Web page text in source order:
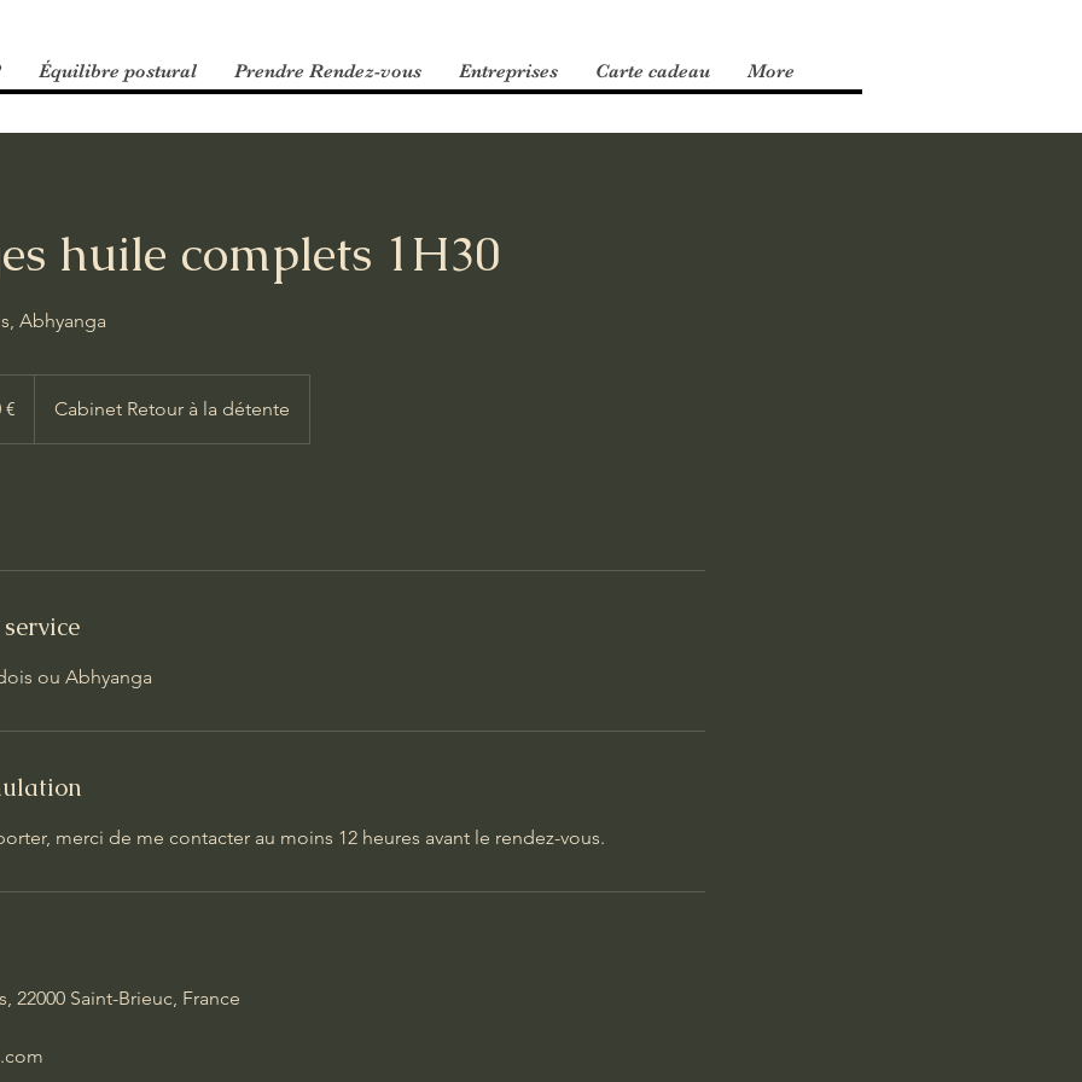
Équilibre postural Prendre Rendez-vous Entreprises Carte cadeau More
huile complets 1H30
Abhyanga
€ Cabinet Retour à la détente
ou Abhyanga
merci de me contacter au moins 12 heures avant le rendez-vous.
22000 Saint-Brieuc, France